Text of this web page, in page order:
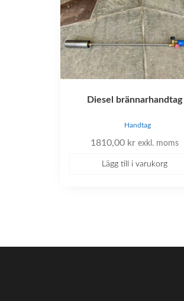
Diesel brännarhandtag
Handtag
1810,00 kr exkl. moms
Lägg till i varukorg